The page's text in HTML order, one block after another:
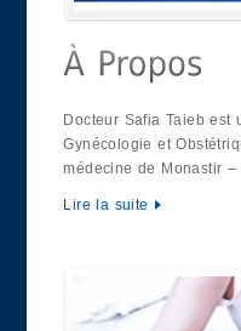
Docteur Safia Taieb est
Gynécologie et
médecine de Monastir
Lire la suite